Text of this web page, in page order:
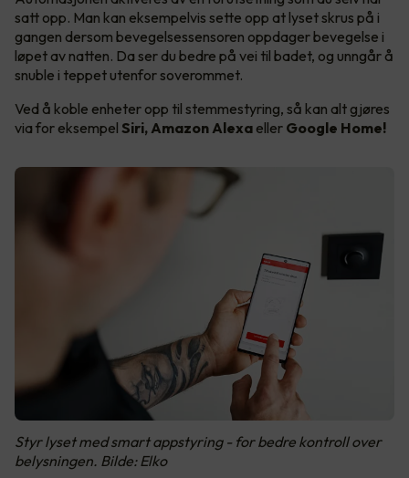
satt opp. Man kan eksempelvis sette opp at lyset skrus på i
gangen dersom bevegelsessensoren oppdager bevegelse i
løpet av natten. Da ser du bedre på vei til badet, og unngår å
snuble i teppet utenfor soverommet.
Ved å koble enheter opp til stemmestyring, så kan alt gjøres
via for eksempel Siri, Amazon Alexa eller Google Home!
Styr lyset med smart appstyring - for bedre kontroll over
belysningen. Bilde: Elko